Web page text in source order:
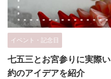
イベント・記念日
七五三とお宮参りに実際
約のアイデアを紹介